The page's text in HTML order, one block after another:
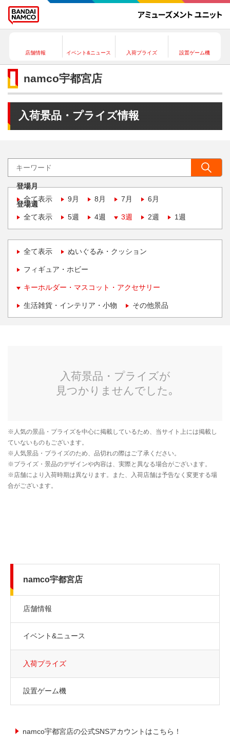
店舗情報 イベント&ニュース 入荷プライズ 設置ゲーム機
namco宇都宮店
入荷景品・プライズ情報
登場月
全て表示
9月 8月 7月 6月
登場週
全て表示
5週 4週 3週 2週 1週
全て表示 ぬいぐるみ・クッション
フィギュア・ホビー
キーホルダー・マスコット・アクセサリー
生活雑貨・インテリア・小物 その他景品
namco宇都宮店
店舗情報
イベント&ニュース
入荷プライズ
設置ゲーム機
namco宇都宮店の公式SNSアカウントはこちら！